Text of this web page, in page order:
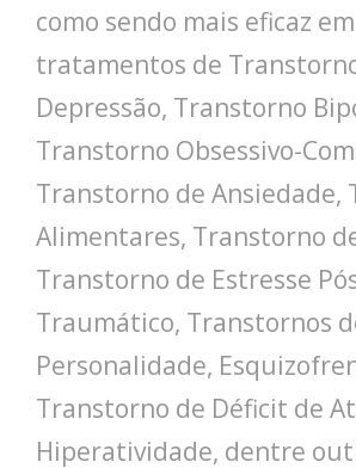
como sendo mais eficaz em
tratamentos de
Depressão, Transtorno
Transtorno Obsessivo-
Transtorno de Ansiedade,
Alimentares, Transtorno
Transtorno de Estresse
Traumático, Transtornos
Personalidade,
Transtorno de Déficit de
Hiperatividade, dentre